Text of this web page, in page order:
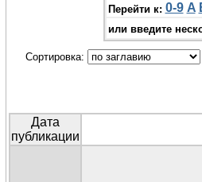
Перейти к: 0-9 A
или введите
Сортировка:
Дата
публикации